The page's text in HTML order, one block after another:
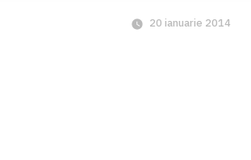
20 ianuarie 2014